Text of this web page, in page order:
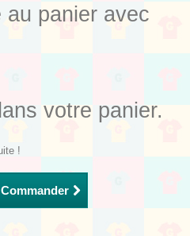
au panier avec
votre panier.
!
Commander